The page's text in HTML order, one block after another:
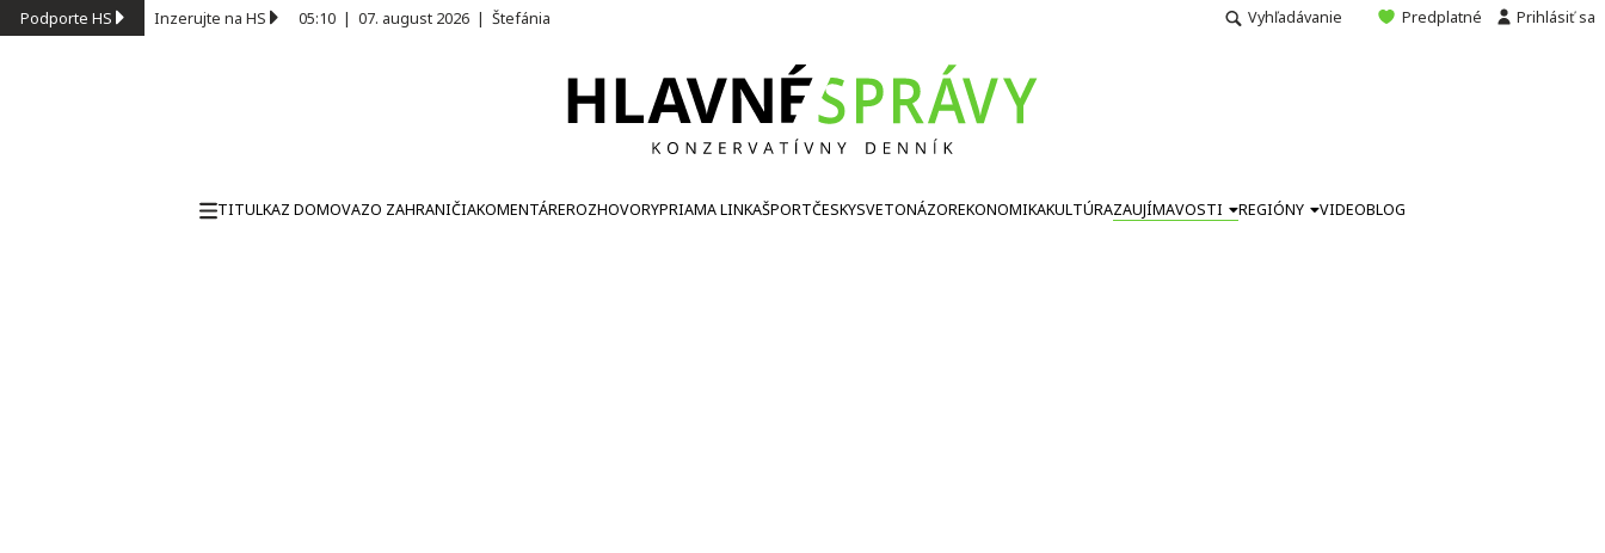
Podporte HS Inzerujte na HS 05:10 | 07. august 2026 | Štefánia Vyhľadávanie Predplatné Prihlásiť sa
TITULKAZ DOMOVAZO ZAHRANIČIAKOMENTÁREROZHOVORYPRIAMA LINKAŠPORTČESKYSVETONÁZOREKONOMIKAKULTÚRAZAUJÍMAVOSTI REGIÓNY VIDEOBLOG